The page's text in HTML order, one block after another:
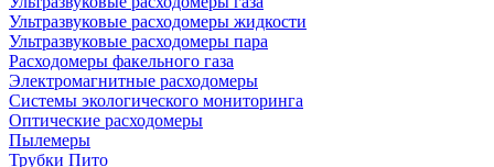
Ультразвуковые расходомеры жидкости
Ультразвуковые расходомеры пара
Расходомеры факельного газа
Электромагнитные расходомеры
Системы экологического мониторинга
Оптические расходомеры
Пылемеры
Трубки Пито